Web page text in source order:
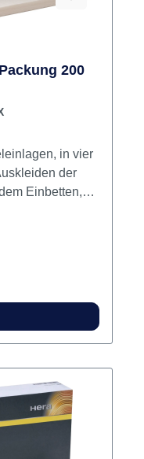
200
in vier
der
Einbetten,
und um die